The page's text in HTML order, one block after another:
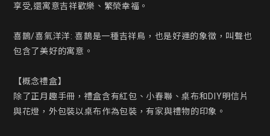
享受,還寓意吉祥歡樂、繁榮幸福。
喜鵲/喜氣洋洋: 喜鵲是一種吉祥鳥，也是好運的象徵，叫聲也
包含了美好的寓意。
【概念禮盒】
除了正月趣手冊，禮盒含有紅包、小春聯、桌布和DIY明信片
與花燈，外包裝以桌布作為包裝，有家與禮物的印象。